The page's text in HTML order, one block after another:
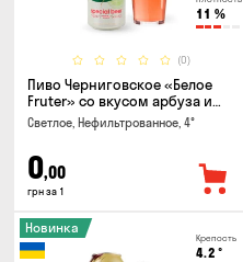
11 %
(0)
Пиво Черниговское «Белое
Fruter» со вкусом арбуза и
мяты 0.5л
Светлое, Нефильтрованное, 4°
0,00
грн за 1
Крепость
4.2 °
Новинка